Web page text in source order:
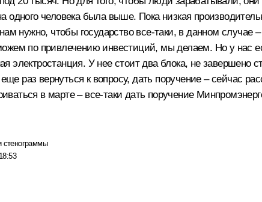
одного человека была выше. Пока низкая
нужно, чтобы государство все‑таки, в данном случае
по привлечению инвестиций, мы делаем. Но у нас
электростанция. У нее стоит два блока, не завершено
раз вернуться к вопросу, дать поручение – сейчас
в марте – все‑таки дать поручение
стенограммы